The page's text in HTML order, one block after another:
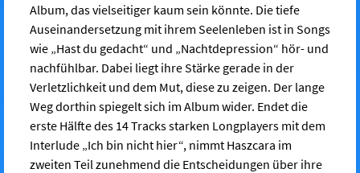
Album, das vielseitiger kaum sein könnte. Die tiefe
Auseinandersetzung mit ihrem Seelenleben ist in Songs
wie „Hast du gedacht“ und „Nachtdepression“ hör- und
nachfühlbar. Dabei liegt ihre Stärke gerade in der
Verletzlichkeit und dem Mut, diese zu zeigen. Der lange
Weg dorthin spiegelt sich im Album wider. Endet die
erste Hälfte des 14 Tracks starken Longplayers mit dem
Interlude „Ich bin nicht hier“, nimmt Haszcara im
zweiten Teil zunehmend die Entscheidungen über ihre